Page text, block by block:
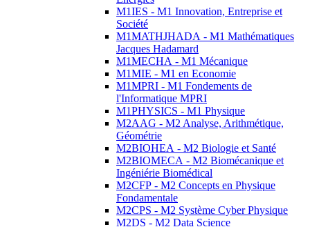
M1IES - M1 Innovation, Entreprise et
Société
M1MATHJHADA - M1 Mathématiques
Jacques Hadamard
M1MECHA - M1 Mécanique
M1MIE - M1 en Economie
M1MPRI - M1 Fondements de
l'Informatique MPRI
M1PHYSICS - M1 Physique
M2AAG - M2 Analyse, Arithmétique,
Géométrie
M2BIOHEA - M2 Biologie et Santé
M2BIOMECA - M2 Biomécanique et
Ingéniérie Biomédical
M2CFP - M2 Concepts en Physique
Fondamentale
M2CPS - M2 Système Cyber Physique
M2DS - M2 Data Science